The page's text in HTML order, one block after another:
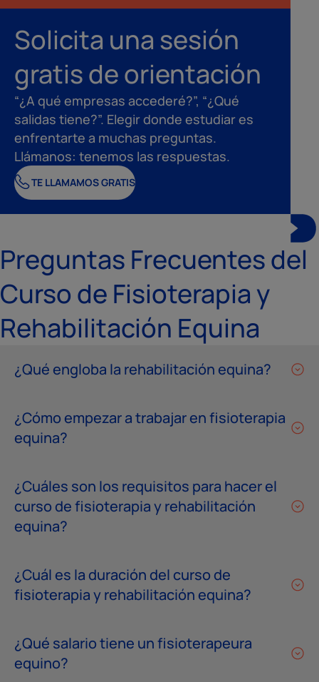
Solicita una sesión
gratis de orientación
“¿A qué empresas accederé?”, “¿Qué
salidas tiene?”. Elegir donde estudiar es
enfrentarte a muchas preguntas.
Llámanos: tenemos las respuestas.
TE LLAMAMOS GRATIS
Preguntas Frecuentes del
Curso de Fisioterapia y
Rehabilitación Equina
¿Qué engloba la rehabilitación equina?
¿Cómo empezar a trabajar en fisioterapia
equina?
¿Cuáles son los requisitos para hacer el
curso de fisioterapia y rehabilitación
equina?
¿Cuál es la duración del curso de
fisioterapia y rehabilitación equina?
¿Qué salario tiene un fisioterapeura
equino?